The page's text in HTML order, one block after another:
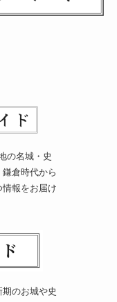
の名城・史
倉時代から
報をお届け
のお城や史